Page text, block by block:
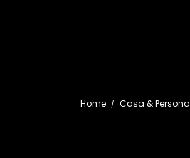
Home Casa & Persona